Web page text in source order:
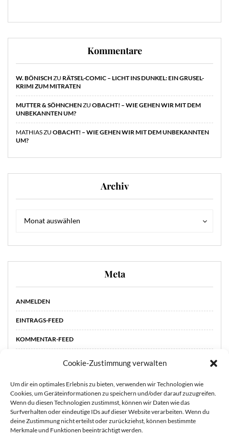
Cookie-Zustimmung verwalten
Um dir ein optimales Erlebnis zu bieten, verwenden wir Technologien wie
Cookies, um Geräteinformationen zu speichern und/oder darauf zuzugreifen.
Wenn du diesen Technologien zustimmst, können wir Daten wie das
Surfverhalten oder eindeutige IDs auf dieser Website verarbeiten. Wenn du
deine Zustimmung nicht erteilst oder zurückziehst, können bestimmte
Merkmale und Funktionen beeinträchtigt werden.
Kommentare
W. BÖNISCHZU RÄTSEL-COMIC – LICHT INS DUNKEL: EIN GRUSEL-
KRIMI ZUM MITRATEN
MUTTER & SÖHNCHENZU OBACHT! – WIE GEHEN WIR MIT DEM
UNBEKANNTEN UM?
MATHIASZU OBACHT! – WIE GEHEN WIR MIT DEM UNBEKANNTEN
UM?
Archiv
Monat auswählen
Meta
ANMELDEN
EINTRAGS-FEED
KOMMENTAR-FEED